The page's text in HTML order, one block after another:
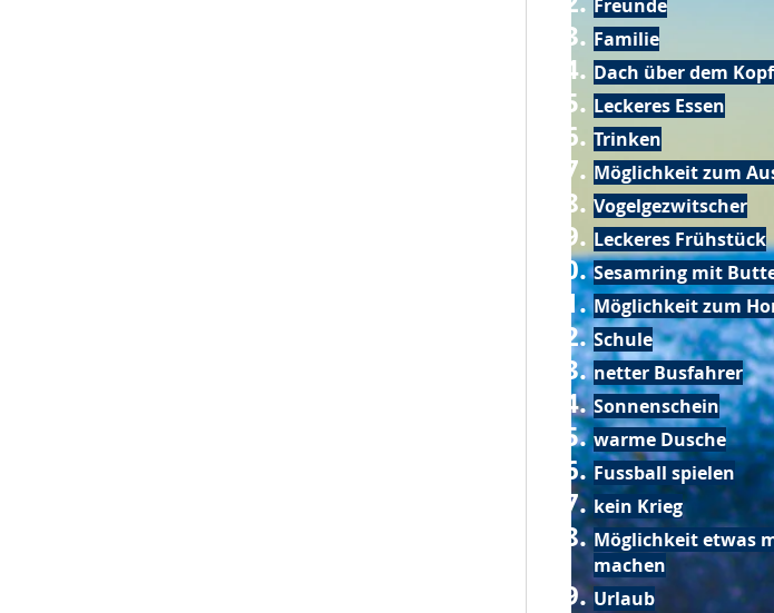
Freunde
Familie
Dach über dem Kopf
Leckeres Essen
Trinken
Möglichkeit zum
Vogelgezwitscher
Leckeres Frühstück
Sesamring mit
Möglichkeit zum
Schule
netter Busfahrer
Sonnenschein
warme Dusche
Fussball spielen
kein Krieg
Möglichkeit etwas
machen
Urlaub